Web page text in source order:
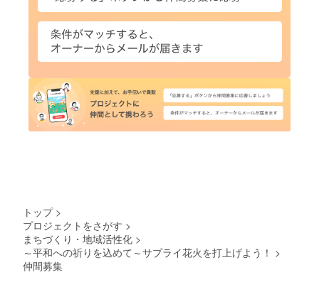
トップ >
プロジェクトをさがす >
まちづくり・地域活性化 >
～平和への祈りを込めて～サプライ花火を打上げよう！ >
仲間募集